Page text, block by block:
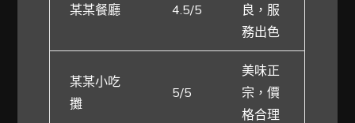
某某餐廳 4.5/5
良，服
務出色
某某小吃
攤
5/5
美味正
宗，價
格合理